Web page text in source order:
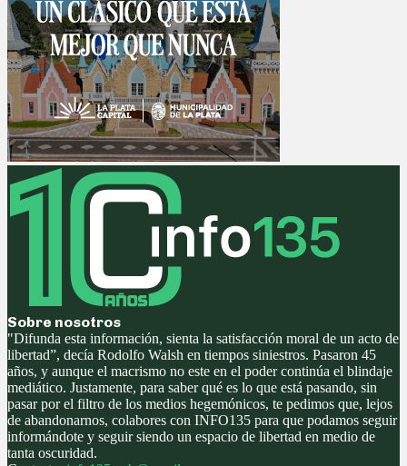
Sobre nosotros
"Difunda esta información, sienta la satisfacción moral de un acto de
libertad”, decía Rodolfo Walsh en tiempos siniestros. Pasaron 45
años, y aunque el macrismo no este en el poder continúa el blindaje
mediático. Justamente, para saber qué es lo que está pasando, sin
pasar por el filtro de los medios hegemónicos, te pedimos que, lejos
de abandonarnos, colabores con INFO135 para que podamos seguir
informándote y seguir siendo un espacio de libertad en medio de
tanta oscuridad.